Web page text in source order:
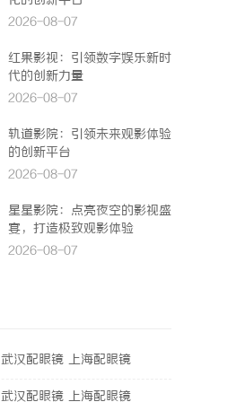
2026-08-07
红果影视：引领数字娱乐新时
代的创新力量
2026-08-07
轨道影院：引领未来观影体验
的创新平台
2026-08-07
星星影院：点亮夜空的影视盛
宴，打造极致观影体验
2026-08-07
武汉配眼镜 上海配眼镜
武汉配眼镜 上海配眼镜